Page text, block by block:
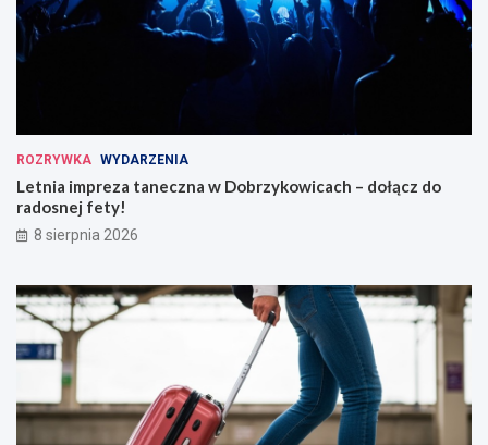
ROZRYWKA WYDARZENIA
Letnia impreza taneczna w Dobrzykowicach – dołącz do
radosnej fety!
8 sierpnia 2026